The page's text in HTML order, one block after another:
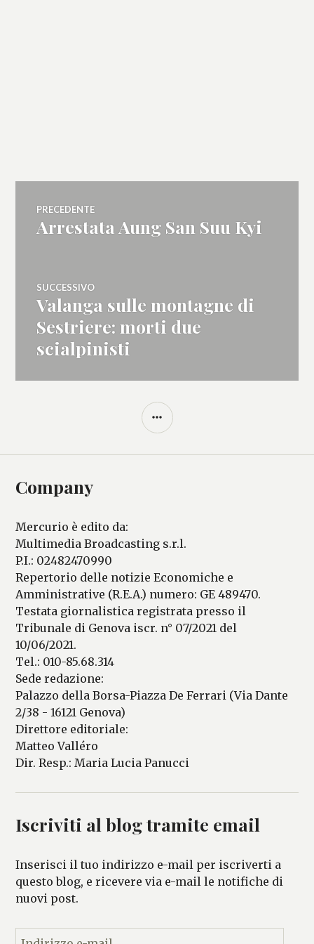
Navigazione
articoli
PRECEDENTE
Articolo
Arrestata Aung San Suu Kyi
SUCCESSIVO
Articolo
successivo:
Valanga sulle montagne di
Sestriere: morti due
scialpinisti
BARRA
Company
Mercurio è edito da:
Multimedia Broadcasting s.r.l.
P.I.: 02482470990
Repertorio delle notizie Economiche e
Amministrative (R.E.A.) numero: GE 489470.
Testata giornalistica registrata presso il
Tribunale di Genova iscr. n° 07/2021 del
10/06/2021.
Tel.: 010-85.68.314
Sede redazione:
Palazzo della Borsa-Piazza De Ferrari (Via Dante
2/38 - 16121 Genova)
Direttore editoriale:
Matteo Valléro
Dir. Resp.: Maria Lucia Panucci
Iscriviti al blog tramite email
Inserisci il tuo indirizzo e-mail per iscriverti a
questo blog, e ricevere via e-mail le notifiche di
nuovi post.